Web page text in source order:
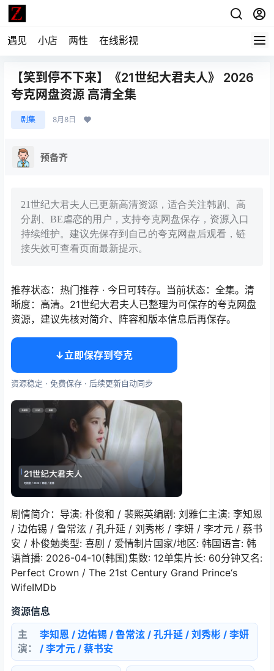
遇见 小店 两性 在线影视
【笑到停不下来】《21世纪大君夫人》 2026
夸克网盘资源 高清全集
剧集 8月8日
预备齐
21世纪大君夫人已更新高清资源，适合关注韩剧、高
分剧、BE虐恋的用户，支持夸克网盘保存，资源入口
持续维护。建议先保存到自己的夸克网盘后观看，链
接失效可查看页面最新提示。
推荐状态：热门推荐 · 今日可转存。当前状态：全集。清
晰度：高清。21世纪大君夫人已整理为可保存的夸克网盘
资源，建议先核对简介、阵容和版本信息后再保存。
↓立即保存到夸克
资源稳定 · 免费保存 · 后续更新自动同步
剧情简介：导演: 朴俊和 / 裴熙英编剧: 刘雅仁主演: 李知恩
/ 边佑锡 / 鲁常泫 / 孔升延 / 刘秀彬 / 李妍 / 李才元 / 蔡书
安 / 朴俊勉类型: 喜剧 / 爱情制片国家/地区: 韩国语言: 韩
语首播: 2026-04-10(韩国)集数: 12单集片长: 60分钟又名:
Perfect Crown / The 21st Century Grand Prince‘s
WifeIMDb
资源信息
主
演：
李知恩 / 边佑锡 / 鲁常泫 / 孔升延 / 刘秀彬 / 李妍
/ 李才元 / 蔡书安